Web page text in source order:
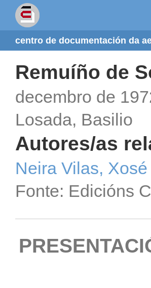
centro de documentación da
Remuíño de
decembro de
Losada, Basilio
Autores/as
Neira Vilas, Xosé
Fonte: Edicións